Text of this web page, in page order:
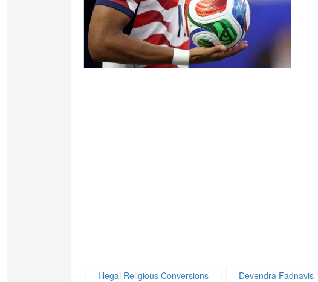
Illegal Religious Conversions Devendra Fadnavis